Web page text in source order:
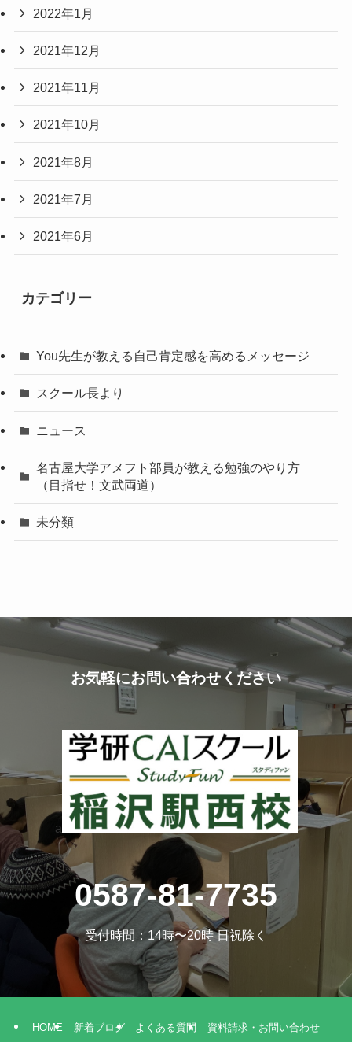
2022年1月
2021年12月
2021年11月
2021年10月
2021年8月
2021年7月
2021年6月
カテゴリー
You先生が教える自己肯定感を高めるメッセージ
スクール長より
ニュース
名古屋大学アメフト部員が教える勉強のやり方
（目指せ！文武両道）
未分類
お気軽にお問い合わせください
a
0587-81-7735
受付時間：14時〜20時 日祝除く
HOME 新着ブログ よくある質問 資料請求・お問い合わせ